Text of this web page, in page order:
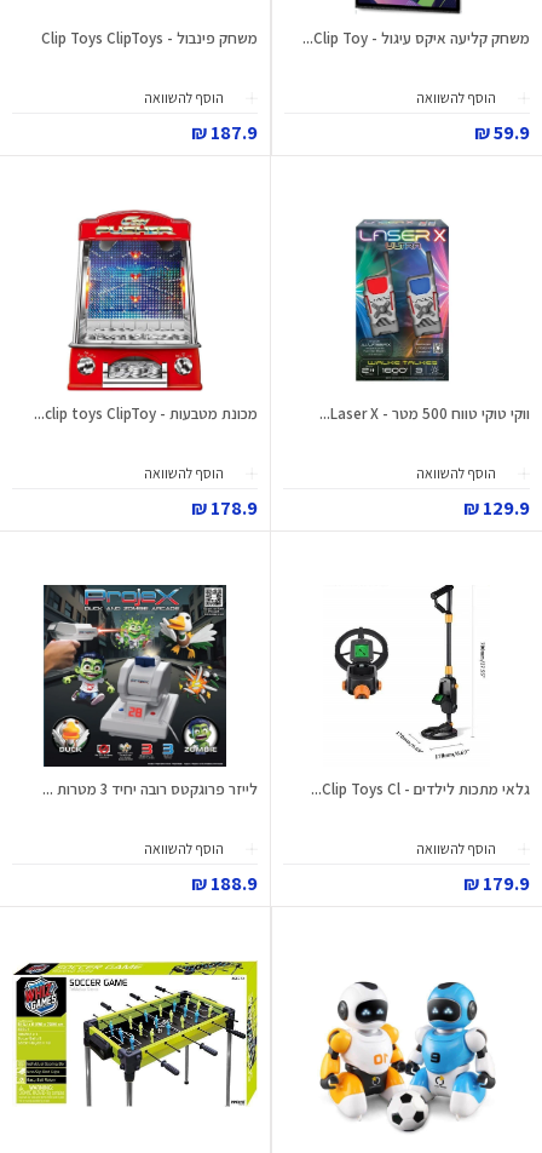
משחק קליעה איקס עיגול - Clip Toy...
הוסף להשוואה
59.9 ₪
משחק פינבול - Clip Toys ClipToys
הוסף להשוואה
187.9 ₪
ווקי טוקי טווח 500 מטר - Laser X...
הוסף להשוואה
129.9 ₪
מכונת מטבעות - clip toys ClipToy...
הוסף להשוואה
178.9 ₪
גלאי מתכות לילדים - Clip Toys Cl...
הוסף להשוואה
179.9 ₪
לייזר פרוגקטס רובה יחיד 3 מטרות ...
הוסף להשוואה
188.9 ₪